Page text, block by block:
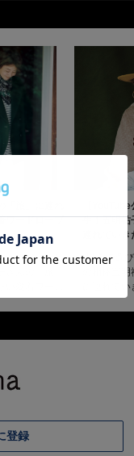
ワードローブ
たもの”が旅
祐子さんの
いきたい愛着
派アウター
昨年も大き
【
生！五明祐
連れてい
“日常で選
の相棒五
に連れて
ローブ
「旅」に連
登録